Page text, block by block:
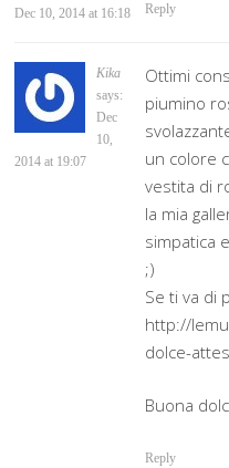
Dec 10, 2014 at 16:18
Reply
Kika
says:
Dec
10,
2014 at 19:07
Ottimi
piumino
un colore
vestita di
la mia
simpatica
;)
Se ti va di
http://
dolce-
Buona
Reply